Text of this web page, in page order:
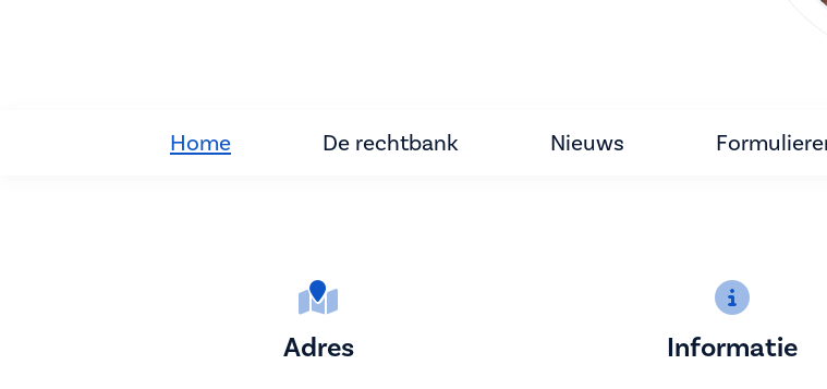
Home De rechtbank Nieuws
Adres Informatie